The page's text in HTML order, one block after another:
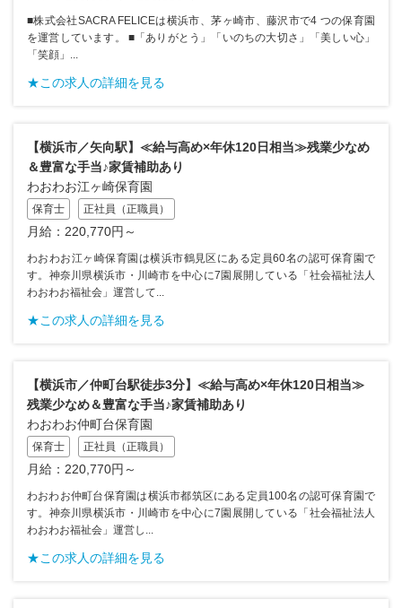
■株式会社SACRA FELICEは横浜市、茅ヶ崎市、藤沢市で4 つの保育園
を運営しています。 ■「ありがとう」「いのちの大切さ」「美しい心」
「笑顔」...
★この求人の詳細を見る
【横浜市／矢向駅】≪給与高め×年休120日相当≫残業少なめ
＆豊富な手当♪家賃補助あり
わおわお江ヶ崎保育園
保育士 正社員（正職員）
月給：220,770円～
わおわお江ヶ崎保育園は横浜市鶴見区にある定員60名の認可保育園で
す。神奈川県横浜市・川崎市を中心に7園展開している「社会福祉法人
わおわお福祉会」運営して...
★この求人の詳細を見る
【横浜市／仲町台駅徒歩3分】≪給与高め×年休120日相当≫
残業少なめ＆豊富な手当♪家賃補助あり
わおわお仲町台保育園
保育士 正社員（正職員）
月給：220,770円～
わおわお仲町台保育園は横浜市都筑区にある定員100名の認可保育園で
す。神奈川県横浜市・川崎市を中心に7園展開している「社会福祉法人
わおわお福祉会」運営し...
★この求人の詳細を見る